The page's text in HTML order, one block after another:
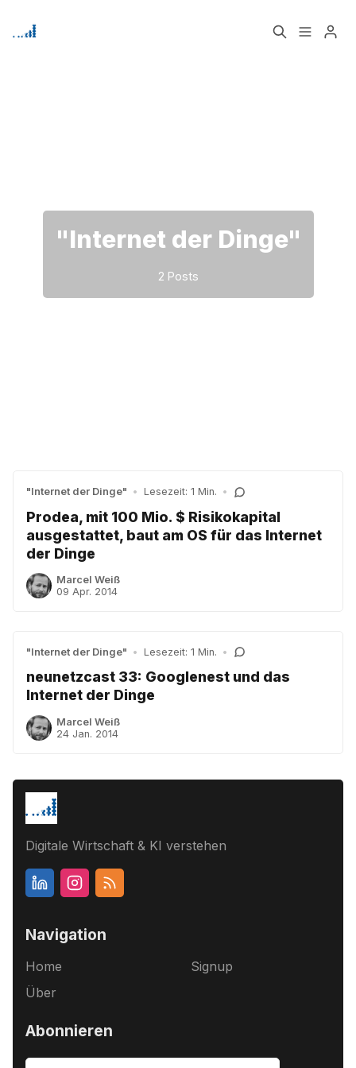
"Internet der Dinge"
2 Posts
"Internet der Dinge" • Lesezeit: 1 Min. •
Prodea, mit 100 Mio. $ Risikokapital
ausgestattet, baut am OS für das Internet
der Dinge
Marcel Weiß
09 Apr. 2014
"Internet der Dinge" • Lesezeit: 1 Min. •
neunetzcast 33: Googlenest und das
Internet der Dinge
Marcel Weiß
24 Jan. 2014
Digitale Wirtschaft & KI verstehen
Navigation
Home
Über
Signup
Abonnieren